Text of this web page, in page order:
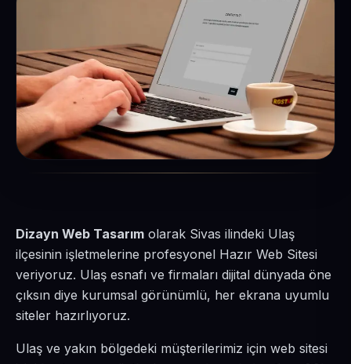
Dizayn Web Tasarım olarak Sivas ilindeki Ulaş
ilçesinin işletmelerine profesyonel Hazır Web Sitesi
veriyoruz. Ulaş esnafı ve firmaları dijital dünyada öne
çıksın diye kurumsal görünümlü, her ekrana uyumlu
siteler hazırlıyoruz.
Ulaş ve yakın bölgedeki müşterilerimiz için web sitesi